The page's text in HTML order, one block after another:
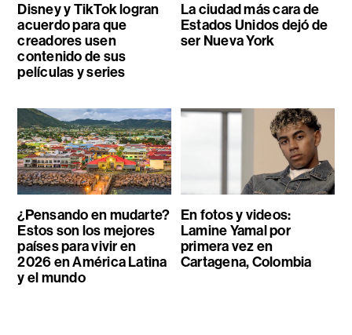
Disney y TikTok logran
acuerdo para que
creadores usen
contenido de sus
películas y series
La ciudad más cara de
Estados Unidos dejó de
ser Nueva York
¿Pensando en mudarte?
Estos son los mejores
países para vivir en
2026 en América Latina
y el mundo
En fotos y videos:
Lamine Yamal por
primera vez en
Cartagena, Colombia